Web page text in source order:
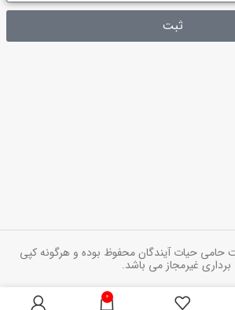
ثبت
حامی حیات آیندگان محفوظ بوده و هرگونه کپی
برداری غیرمجاز می باشد.
0